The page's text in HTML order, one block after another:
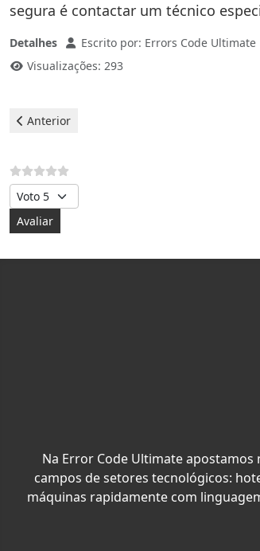
segura é contactar um técnico
Detalhes Escrito por: Errors Code Ultimate
Visualizações: 293
Artigo anterior: Máquina de lavar loiça Teka -
Anterior
Avalie, por favor
Na Error Code Ultimate apostamos
campos de setores tecnológicos:
máquinas rapidamente com